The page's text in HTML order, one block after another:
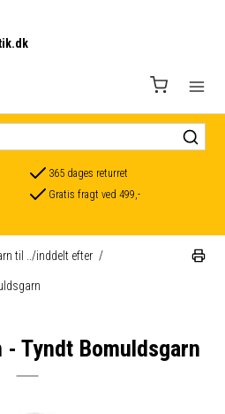
365 dages returret
Gratis fragt ved 499,-
til ../inddelt efter /
- Tyndt Bomuldsgarn